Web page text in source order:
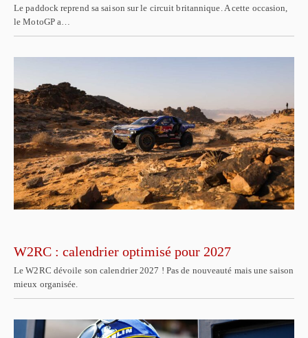
Le paddock reprend sa saison sur le circuit britannique. A cette occasion,
le MotoGP a…
W2RC : calendrier optimisé pour 2027
Le W2RC dévoile son calendrier 2027 ! Pas de nouveauté mais une saison
mieux organisée.